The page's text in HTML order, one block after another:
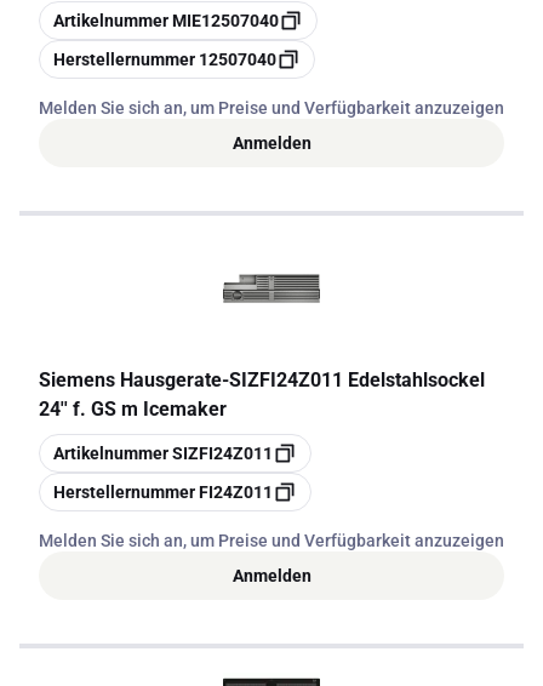
Kopieren
ArtikelnummerMIE12507040
Kopieren
Herstellernummer 12507040
Melden Sie sich an, um Preise und Verfügbarkeit anzuzeigen
Anmelden
Siemens Hausgerate-SIZFI24Z011 Edelstahlsockel
24'' f. GS m Icemaker
Kopieren
ArtikelnummerSIZFI24Z011
Kopieren
HerstellernummerFI24Z011
Melden Sie sich an, um Preise und Verfügbarkeit anzuzeigen
Anmelden